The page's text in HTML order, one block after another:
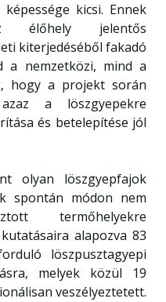
kicsi. Ennek
élőhely jelentős
kiterjedéséből fakadó
a nemzetközi, mind a
hogy a projekt során
a löszgyepekre
és betelepítése jól
olyan löszgyepfajok
spontán módon nem
termőhelyekre
alapozva 83
löszpusztagyepi
melyek közül 19
veszélyeztetett.